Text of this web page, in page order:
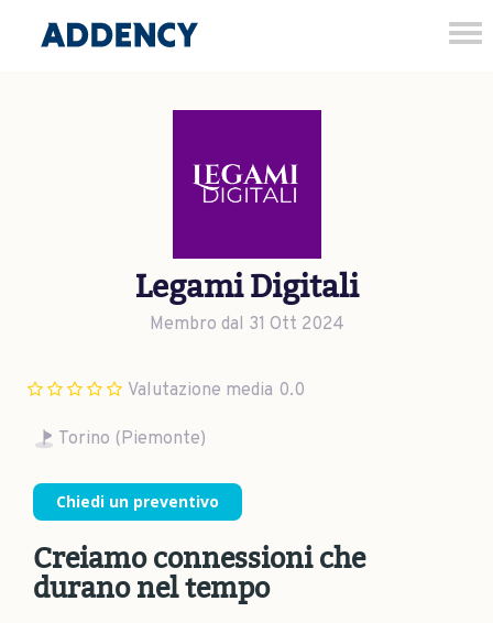
Legami Digitali
Membro dal 31 Ott 2024
Valutazione media 0.0
Torino (Piemonte)
Chiedi un preventivo
Creiamo connessioni che
durano nel tempo